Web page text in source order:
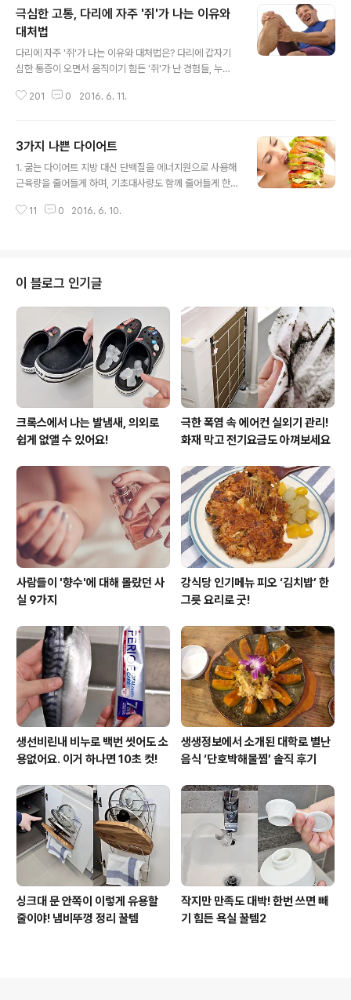
극심한 고통, 다리에 자주 '쥐'가 나는 이유와
대처법
다리에 자주 '쥐'가 나는 이유와 대처법은? 다리에 갑자기
심한 통증이 오면서 움직이기 힘든 '쥐'가 난 경험들, 누구
동하기 쉬운데 다리에 찌릿한 느낌이 오는 '저린 증상'은 장
주로 근육 수축으로 인한 경련 증상이라고 합니다. 왜 다리
에 쥐가 날까? 다리에 쥐가 나는 원인은 매우 다양합니다.
근육의 피로, 무리한 운동, 전해질 불균형, 무기질 결핍 또
쥐가 나는 것은 드물다고 합니다. 대부분은 갑작스러운 운
201 0 2016. 6. 11.
3가지 나쁜 다이어트
1. 굶는 다이어트 지방 대신 단백질을 에너지원으로 사용해
근육량을 줄어들게 하며, 기초대사량도 함께 줄어들게 한
운동 없는 다이어트운동 없는 다이어트는 굶는 다이어트와
누적돼 요요현상으로 이어지게 된다. 다이어트 시에도 단
백질, 무기질, 탄수화물 챙겨 먹기! 다이어트를 하시는 분들
중에는 운동 없이 식단 조절을 통해서 다이어트를 하시는
분들이 많은데요.요요를 부르는 매우 잘못된 다이어트 법
이라고 해요. 이 포스팅이 도움이 되셨다면 ♡하트 꼭 눌러
주세요^^
11 0 2016. 6. 10.
이 블로그 인기글
크록스에서 나는 발냄새, 의외로
쉽게 없앨 수 있어요!
극한 폭염 속 에어컨 실외기 관리!
화재 막고 전기요금도 아껴보세요
사람들이 '향수'에 대해 몰랐던 사
실 9가지
강식당 인기메뉴 피오 ‘김치밥’ 한
그릇 요리로 굿!
생선비린내 비누로 백번 씻어도 소
용없어요. 이거 하나면 10초 컷!
생생정보에서 소개된 대학로 별난
음식 ‘단호박해물찜’ 솔직 후기
싱크대 문 안쪽이 이렇게 유용할
줄이야! 냄비뚜껑 정리 꿀템
작지만 만족도 대박! 한번 쓰면 빼
기 힘든 욕실 꿀템2